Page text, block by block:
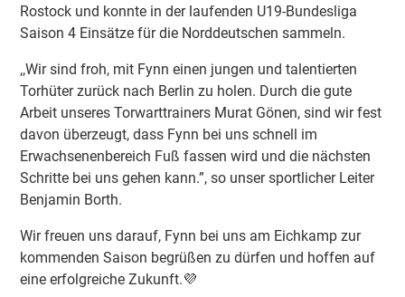
Rostock und konnte in der laufenden U19-Bundesliga
Saison 4 Einsätze für die Norddeutschen sammeln.
,,Wir sind froh, mit Fynn einen jungen und talentierten
Torhüter zurück nach Berlin zu holen. Durch die gute
Arbeit unseres Torwarttrainers Murat Gönen, sind wir fest
davon überzeugt, dass Fynn bei uns schnell im
Erwachsenenbereich Fuß fassen wird und die nächsten
Schritte bei uns gehen kann.”, so unser sportlicher Leiter
Benjamin Borth.
Wir freuen uns darauf, Fynn bei uns am Eichkamp zur
kommenden Saison begrüßen zu dürfen und hoffen auf
eine erfolgreiche Zukunft.💜